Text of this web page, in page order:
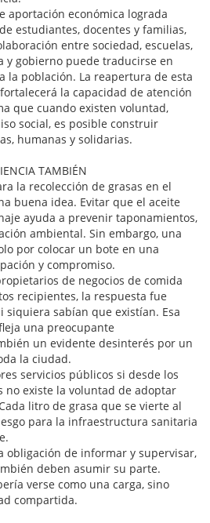
aportación económica lograda
estudiantes, docentes y familias,
entre sociedad, escuelas,
y gobierno puede traducirse en
la población. La reapertura de esta
la capacidad de atención
que cuando existen voluntad,
social, es posible construir
humanas y solidarias.
TAMBIÉN
la recolección de grasas en el
buena idea. Evitar que el aceite
ayuda a prevenir taponamientos,
ambiental. Sin embargo, una
por colocar un bote en una
y compromiso.
de negocios de comida
recipientes, la respuesta fue
sabían que existían. Esa
una preocupante
un evidente desinterés por un
la ciudad.
servicios públicos si desde los
no existe la voluntad de adoptar
litro de grasa que se vierte al
para la infraestructura sanitaria
obligación de informar y supervisar,
deben asumir su parte.
verse como una carga, sino
compartida.